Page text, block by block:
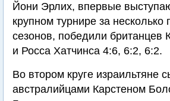
Йони Эрлих, впервые
крупном турнире за несколько
сезонов, победили британцев
и Росса Хатчинса 4:6, 6:2, 6:2.
Во втором круге израильтяне
австралийцами Карстеном